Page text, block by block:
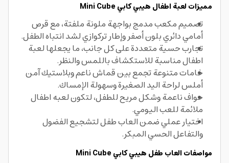
مميزات لعبة اطفال هيبي كابي
تصميم مكعب مدمج بواجهة ملونة ملفتة، مع قرص
أمامي دائري بلون أصفر وإطار تركوازي لشد انتباه الطفل.
تجارب حسية متعددة على كل جانب، ما يجعلها لعبة
اطفال مناسبة للاستكشاف باللمس والنظر.
خامات متنوعة تجمع بين قماش ناعم وبلاستيك آمن
أملس لراحة اليد الصغيرة وسهولة الإمساك.
حواف ناعمة وشكل مريح للطفل، لتكون لعبه اطفال
ملائمة للعب اليومي.
اختيار عملي ضمن العاب طفل لتشجيع الفضول
والتفاعل الحسي المبكر.
مواصفات العاب طفل هيبي كابي